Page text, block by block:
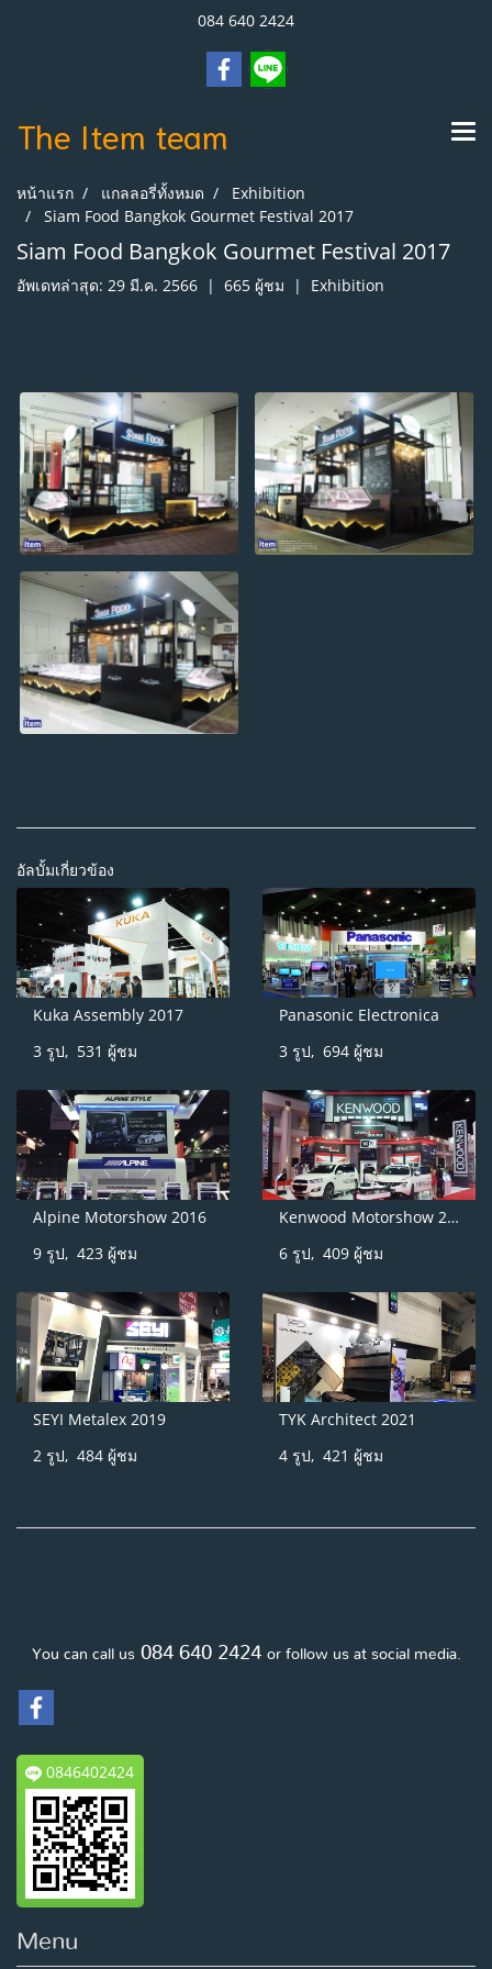
084 640 2424
The Item team
หน้าแรก แกลลอรี่ทั้งหมด
Exhibition
Siam Food Bangkok Gourmet Festival 2017
Siam Food Bangkok Gourmet Festival 2017
อัพเดทล่าสุด: 29 มี.ค. 2566 | 665 ผู้ชม | Exhibition
อัลบั้มเกี่ยวข้อง
Kuka Assembly 2017
3 รูป, 531 ผู้ชม
Panasonic Electronica
3 รูป, 694 ผู้ชม
Alpine Motorshow 2016
9 รูป, 423 ผู้ชม
Kenwood Motorshow 2014
6 รูป, 409 ผู้ชม
SEYI Metalex 2019
2 รูป, 484 ผู้ชม
TYK Architect 2021
4 รูป, 421 ผู้ชม
You can call us084 640 2424 or follow us at social media.
0846402424
Menu